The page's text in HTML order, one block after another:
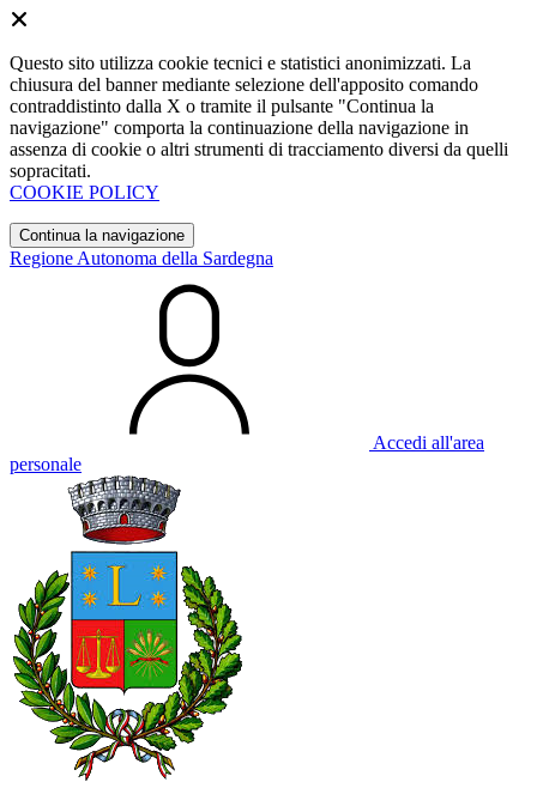
Questo sito utilizza cookie tecnici e statistici anonimizzati. La
chiusura del banner mediante selezione dell'apposito comando
contraddistinto dalla X o tramite il pulsante "Continua la
navigazione" comporta la continuazione della navigazione in
assenza di cookie o altri strumenti di tracciamento diversi da quelli
sopracitati.
COOKIE POLICY
Continua la navigazione
Regione Autonoma della Sardegna
Accedi all'area
personale